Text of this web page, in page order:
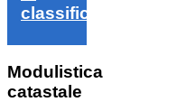
classifica
Modulistica
catastale